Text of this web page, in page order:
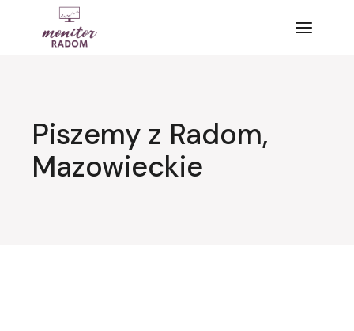
Piszemy z Radom,
Mazowieckie